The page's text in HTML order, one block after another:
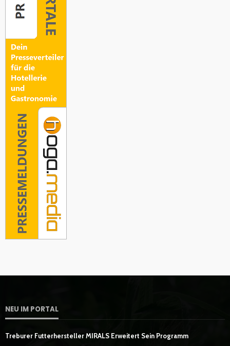
NEU IM PORTAL
Treburer Futterhersteller MIRALS Erweitert Sein Programm